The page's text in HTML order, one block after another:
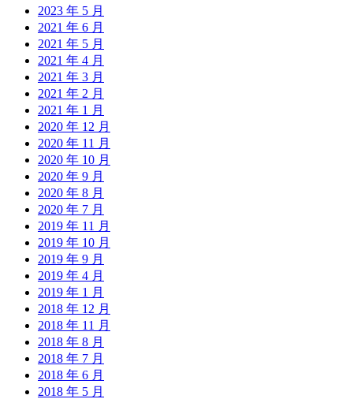
2023 年 5 月
2021 年 6 月
2021 年 5 月
2021 年 4 月
2021 年 3 月
2021 年 2 月
2021 年 1 月
2020 年 12 月
2020 年 11 月
2020 年 10 月
2020 年 9 月
2020 年 8 月
2020 年 7 月
2019 年 11 月
2019 年 10 月
2019 年 9 月
2019 年 4 月
2019 年 1 月
2018 年 12 月
2018 年 11 月
2018 年 8 月
2018 年 7 月
2018 年 6 月
2018 年 5 月